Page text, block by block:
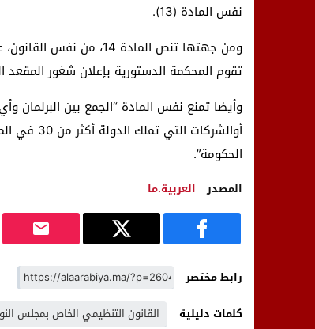
نفس المادة (13).
ومن جهتها تنص المادة
تقوم المحكمة الدستورية بإعلان شغور
وأيضا تمنع نفس المادة “الجمع بين البرلمان
الحكومة”.
المصدر العربية.ما
رابط مختصر
كلمات دليلية
القانون التنظيمي الخاص بمجلس